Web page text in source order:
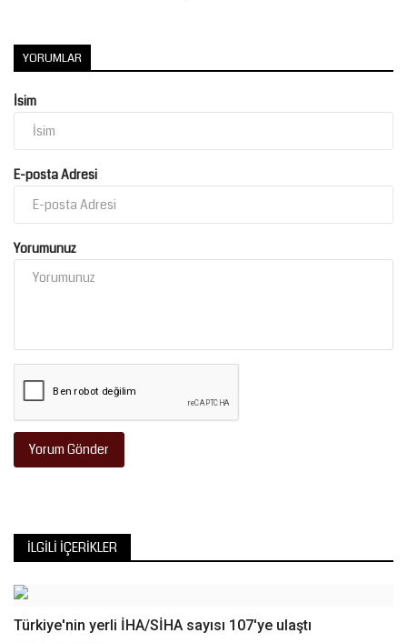
YORUMLAR
İsim
E-posta Adresi
Yorumunuz
Yorum Gönder
İLGILI İÇERIKLER
Türkiye'nin yerli İHA/SİHA sayısı 107'ye ulaştı